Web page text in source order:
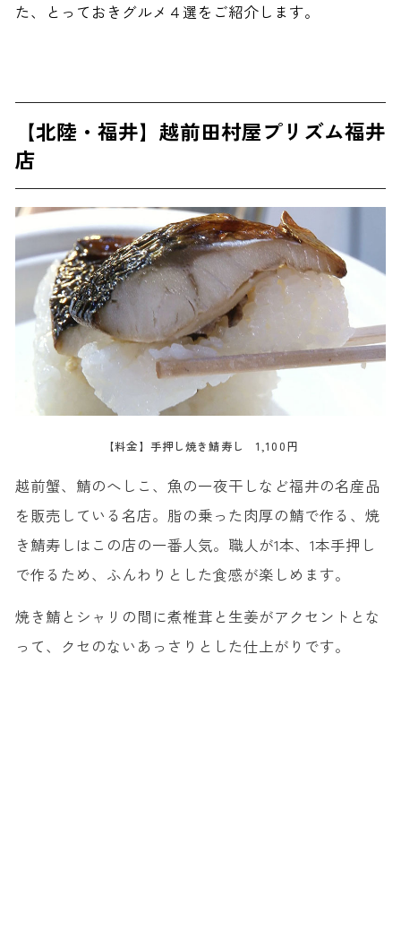
た、とっておきグルメ４選をご紹介します。
【北陸・福井】越前田村屋プリズム福井
店
【料金】手押し焼き鯖寿し 1,100円
越前蟹、鯖のへしこ、魚の一夜干しなど福井の名産品
を販売している名店。脂の乗った肉厚の鯖で作る、焼
き鯖寿しはこの店の一番人気。職人が1本、1本手押し
で作るため、ふんわりとした食感が楽しめます。
焼き鯖とシャリの間に煮椎茸と生姜がアクセントとな
って、クセのないあっさりとした仕上がりです。